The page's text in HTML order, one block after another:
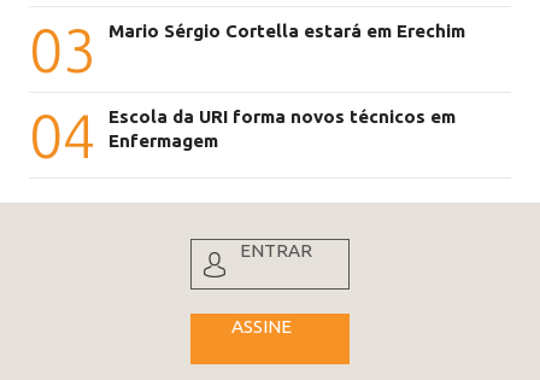
03 Mario Sérgio Cortella estará em Erechim
04
Escola da URI forma novos técnicos em
Enfermagem
ENTRAR
ASSINE